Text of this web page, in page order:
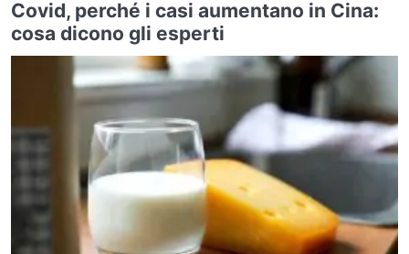
Covid, perché i casi aumentano in Cina:
cosa dicono gli esperti